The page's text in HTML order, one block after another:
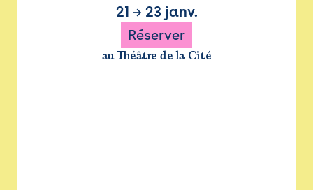
21 → 23 janv.
Réserver
au Théâtre de la Cité